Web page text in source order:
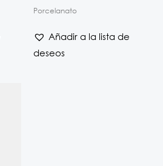
Porcelanato
Añadir a la lista de
deseos